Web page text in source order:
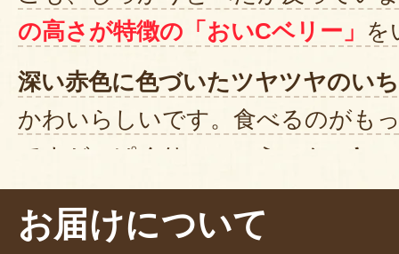
の高さが特徴の「おいCベリー」
を
深い赤色に色づいたツヤツヤのい
かわいらしいです。食べるのがも
ですが、ぱくり……。う～ん、
と
果汁が濃厚！強い甘さの中に酸味
品種も食べてみたくなりました。
お届けについて